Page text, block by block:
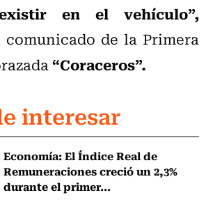
en el vehículo”,
de la Primera
“Coraceros”.
interesar
Economía: El Índice Real de
Remuneraciones creció un 2,3%
durante el primer...